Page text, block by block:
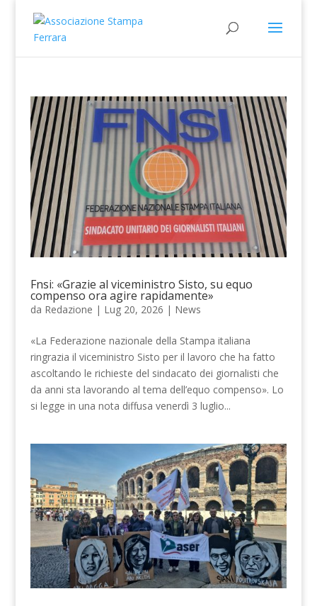
Fnsi: «Grazie al viceministro Sisto, su equo
compenso ora agire rapidamente»
da Redazione | Lug 20, 2026 | News
«La Federazione nazionale della Stampa italiana
ringrazia il viceministro Sisto per il lavoro che ha fatto
ascoltando le richieste del sindacato dei giornalisti che
da anni sta lavorando al tema dell’equo compenso». Lo
si legge in una nota diffusa venerdì 3 luglio...